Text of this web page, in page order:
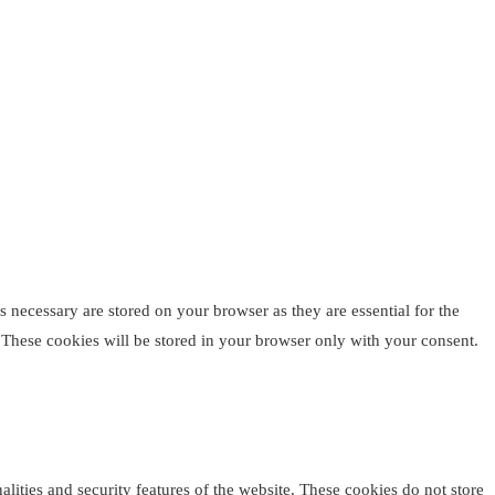
are stored on your browser as they are essential for the
cookies will be stored in your browser only with your consent.
and security features of the website. These cookies do not store